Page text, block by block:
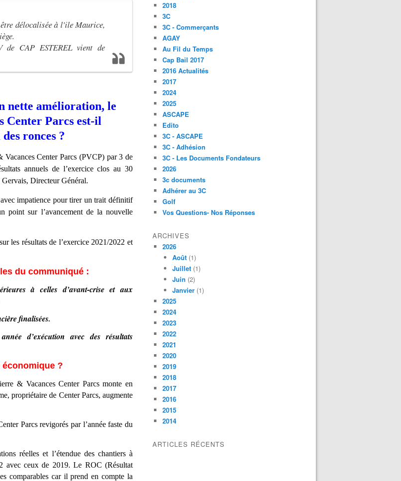
délocalisée à l'ile Maurice,
de CAP ESTEREL vient de
nette amélioration, le
Center Parcs est-il
ronces ?
Center Parcs (PVCP) par 3 de
annuels de l’exercice clos au 30
Gervais, Directeur Général.
impatience pour tirer un trait définitif
point sur l’avancement de la nouvelle
les résultats de l’exercice 2021/2022 et
du communiqué :
à celles d’avant-crise et aux
finalisées.
d’exécution avec des résultats
économique ?
& Vacances Center Parcs monte en
propriétaire de Center Parcs, augmente
Parcs revigorés par l’année faste du
réelles et l’étendue des chantiers à
avec ceux de 2019. Le ROC (Résultat
comparables car il prend en compte la
2018
3C
3C - Commerçants
AGAY
Au Fil du Temps
Cap Bail 2017
2016 Actualités
2017
2024
2025
ASCAPE
Edito
3C - ASCAPE
3C - Adhésion
3C - Les Documents Fondateurs
2026
3c documents
Adhérer au 3C
Golf
Vos Questions- Nos Réponses
ARCHIVES
2026
Août (1)
Juillet (1)
Juin (2)
Janvier (1)
2025
2024
2023
2022
2021
2020
2019
2018
2017
2016
2015
2014
ARTICLES RÉCENTS